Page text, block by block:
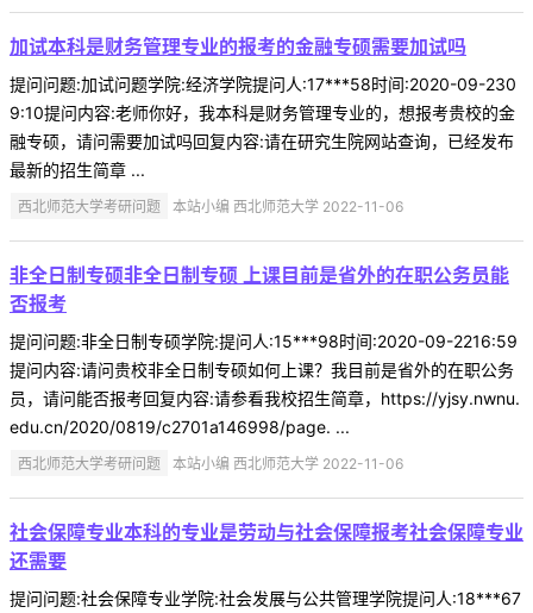
加试本科是财务管理专业的报考的金融专硕需要加试吗
提问问题:加试问题学院:经济学院提问人:17***58时间:2020-09-230
9:10提问内容:老师你好，我本科是财务管理专业的，想报考贵校的金
融专硕，请问需要加试吗回复内容:请在研究生院网站查询，已经发布
最新的招生简章 ...
西北师范大学考研问题 本站小编 西北师范大学 2022-11-06
非全日制专硕非全日制专硕 上课目前是省外的在职公务员能
否报考
提问问题:非全日制专硕学院:提问人:15***98时间:2020-09-2216:59
提问内容:请问贵校非全日制专硕如何上课？我目前是省外的在职公务
员，请问能否报考回复内容:请参看我校招生简章，https://yjsy.nwnu.
edu.cn/2020/0819/c2701a146998/page. ...
西北师范大学考研问题 本站小编 西北师范大学 2022-11-06
社会保障专业本科的专业是劳动与社会保障报考社会保障专业
还需要
提问问题:社会保障专业学院:社会发展与公共管理学院提问人:18***67